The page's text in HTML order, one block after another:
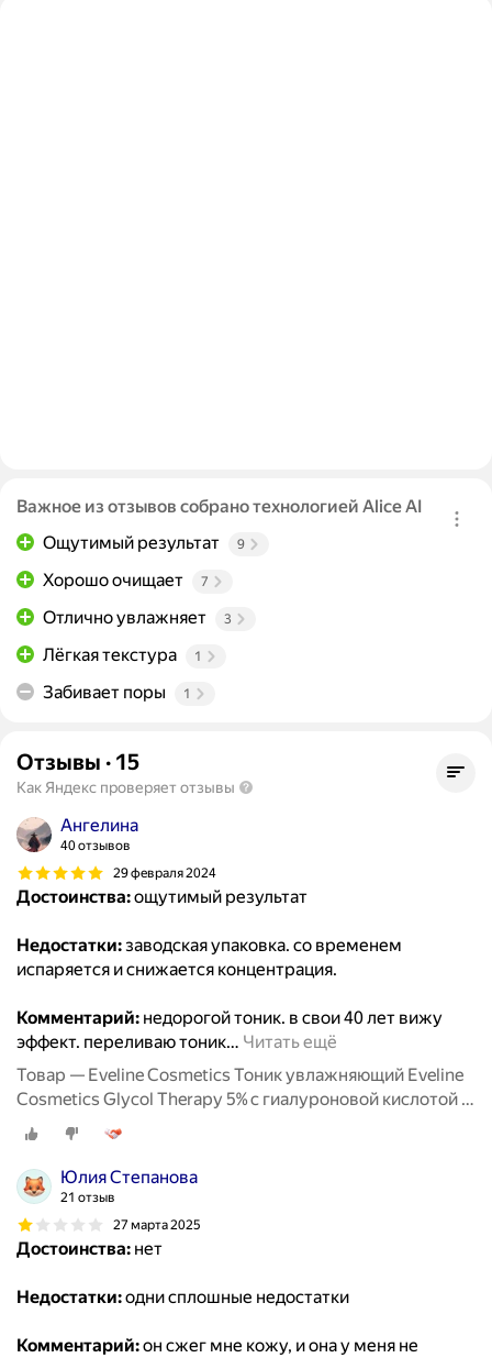
Важное из отзывов собрано технологией Alice AI
Ощутимый результат
9
Хорошо очищает 7
Отлично увлажняет 3
Лёгкая текстура 1
Забивает поры 1
Отзывы · 15
Как Яндекс проверяет отзывы
Ангелина
40 отзывов
29 февраля 2024
Достоинства:ощутимый результат
Недостатки:заводская упаковка. со временем
испаряется и снижается концентрация.
Комментарий: недорогой тоник. в свои 40 лет вижу
эффект. переливаю тоник… Читать ещё
Товар — Eveline Cosmetics Тоник увлажняющий Eveline
Cosmetics Glycol Therapy 5% с гиалуроновой кислотой и
пантенолом
Юлия Степанова
21 отзыв
27 марта 2025
Достоинства: нет
Недостатки:одни сплошные недостатки
Комментарий:он сжег мне кожу, и она у меня не